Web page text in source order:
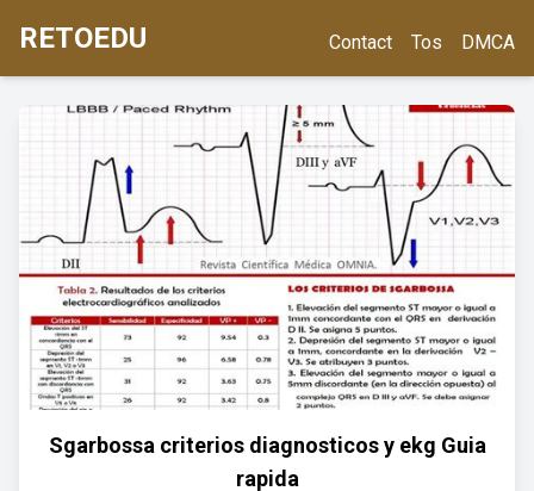
RETOEDU Contact Tos DMCA
Sgarbossa criterios diagnosticos y ekg Guia
rapida